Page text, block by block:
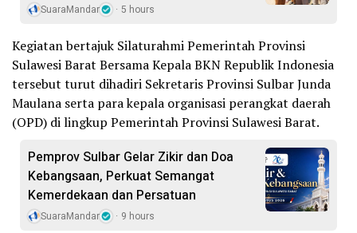
SuaraMandar 5 hours
Kegiatan bertajuk Silaturahmi Pemerintah Provinsi
Sulawesi Barat Bersama Kepala BKN Republik Indonesia
tersebut turut dihadiri Sekretaris Provinsi Sulbar Junda
Maulana serta para kepala organisasi perangkat daerah
(OPD) di lingkup Pemerintah Provinsi Sulawesi Barat.
Pemprov Sulbar Gelar Zikir dan Doa
Kebangsaan, Perkuat Semangat
Kemerdekaan dan Persatuan
SuaraMandar 9 hours